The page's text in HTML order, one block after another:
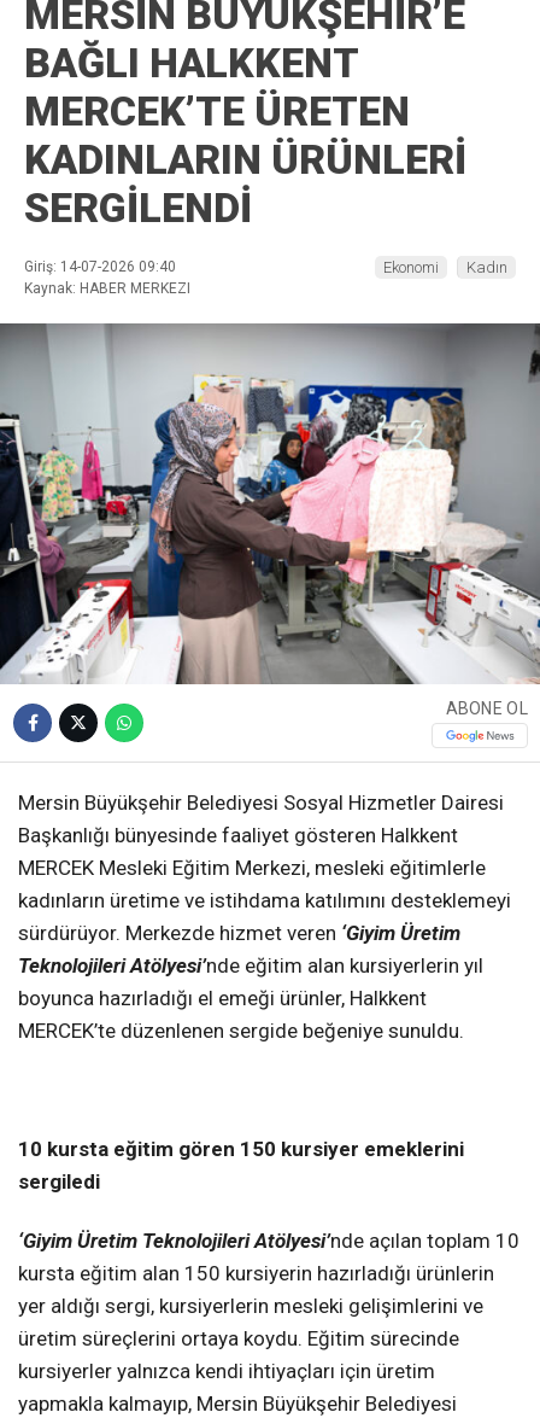
MERSİN BÜYÜKŞEHİR’E
BAĞLI HALKKENT
MERCEK’TE ÜRETEN
KADINLARIN ÜRÜNLERİ
SERGİLENDİ
Giriş: 14-07-2026 09:40
Kaynak: HABER MERKEZI
Ekonomi Kadın
ABONE OL
Mersin Büyükşehir Belediyesi Sosyal Hizmetler Dairesi
Başkanlığı bünyesinde faaliyet gösteren Halkkent
MERCEK Mesleki Eğitim Merkezi, mesleki eğitimlerle
kadınların üretime ve istihdama katılımını desteklemeyi
sürdürüyor. Merkezde hizmet veren ‘Giyim Üretim
Teknolojileri Atölyesi’nde eğitim alan kursiyerlerin yıl
boyunca hazırladığı el emeği ürünler, Halkkent
MERCEK’te düzenlenen sergide beğeniye sunuldu.
10 kursta eğitim gören 150 kursiyer emeklerini
sergiledi
‘Giyim Üretim Teknolojileri Atölyesi’nde açılan toplam 10
kursta eğitim alan 150 kursiyerin hazırladığı ürünlerin
yer aldığı sergi, kursiyerlerin mesleki gelişimlerini ve
üretim süreçlerini ortaya koydu. Eğitim sürecinde
kursiyerler yalnızca kendi ihtiyaçları için üretim
yapmakla kalmayıp, Mersin Büyükşehir Belediyesi